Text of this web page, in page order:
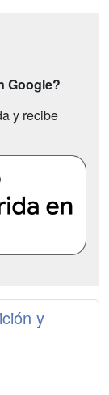
Google?
y recibe
y